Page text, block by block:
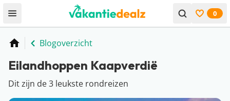
Open menu Bekijk
0
Home
Blogoverzicht
Eilandhoppen Kaapverdië
Dit zijn de 3 leukste rondreizen